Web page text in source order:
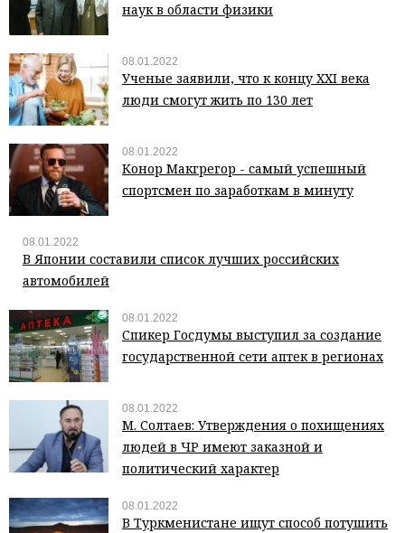
наук в области физики
08.01.2022
Ученые заявили, что к концу XXI века
люди смогут жить по 130 лет
08.01.2022
Конор Макгрегор - самый успешный
спортсмен по заработкам в минуту
08.01.2022
В Японии составили список лучших российских
автомобилей
08.01.2022
Спикер Госдумы выступил за создание
государственной сети аптек в регионах
08.01.2022
М. Солтаев: Утверждения о похищениях
людей в ЧР имеют заказной и
политический характер
08.01.2022
В Туркменистане ищут способ потушить